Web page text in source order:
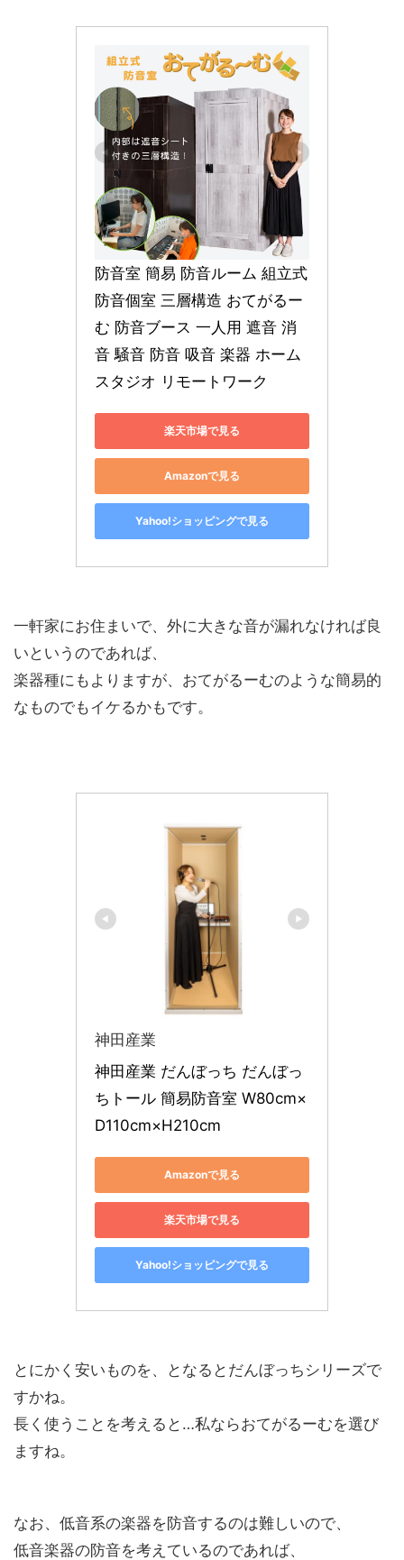
防音室 簡易 防音ルーム 組立式
防音個室 三層構造 おてがるー
む 防音ブース 一人用 遮音 消
音 騒音 防音 吸音 楽器 ホーム
スタジオ リモートワーク
楽天市場で見る
Amazonで見る
Yahoo!ショッピングで見る
一軒家にお住まいで、外に大きな音が漏れなければ良
いというのであれば、
楽器種にもよりますが、おてがるーむのような簡易的
なものでもイケるかもです。
神田産業
神田産業 だんぼっち だんぼっ
ちトール 簡易防音室 W80cm×
D110cm×H210cm
Amazonで見る
楽天市場で見る
Yahoo!ショッピングで見る
とにかく安いものを、となるとだんぼっちシリーズで
すかね。
長く使うことを考えると…私ならおてがるーむを選び
ますね。
なお、低音系の楽器を防音するのは難しいので、
低音楽器の防音を考えているのであれば、